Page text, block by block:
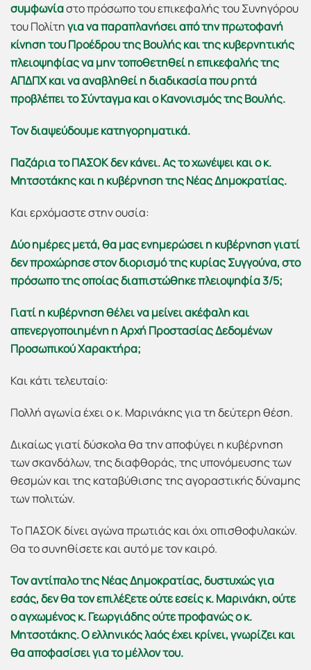
συμφωνίαστο πρόσωπο του επικεφαλής του Συνηγόρου
του Πολίτηγια να παραπλανήσει από την πρωτοφανή
κίνηση του Προέδρου της Βουλής και της κυβερνητικής
πλειοψηφίας να μην τοποθετηθεί η επικεφαλής της
ΑΠΔΠΧ και να αναβληθεί η διαδικασία που ρητά
προβλέπει το Σύνταγμα και ο Κανονισμός της Βουλής.
Τον διαψεύδουμε κατηγορηματικά.
Παζάρια το ΠΑΣΟΚ δεν κάνει. Ας το χωνέψει και ο κ.
Μητσοτάκης και η κυβέρνηση της Νέας Δημοκρατίας.
Και ερχόμαστε στην ουσία:
Δύο ημέρες μετά, θα μας ενημερώσει η κυβέρνηση γιατί
δεν προχώρησε στον διορισμό της κυρίας Συγγούνα, στο
πρόσωπο της οποίας διαπιστώθηκε πλειοψηφία 3/5;
Γιατί η κυβέρνηση θέλει να μείνει ακέφαλη και
απενεργοποιημένη η Αρχή Προστασίας Δεδομένων
Προσωπικού Χαρακτήρα;
Και κάτι τελευταίο:
Πολλή αγωνία έχει ο κ. Μαρινάκης για τη δεύτερη θέση.
Δικαίως γιατί δύσκολα θα την αποφύγει η κυβέρνηση
των σκανδάλων, της διαφθοράς, της υπονόμευσης των
θεσμών και της καταβύθισης της αγοραστικής δύναμης
των πολιτών.
Το ΠΑΣΟΚ δίνει αγώνα πρωτιάς και όχι οπισθοφυλακών.
Θα το συνηθίσετε και αυτό με τον καιρό.
Τον αντίπαλο της Νέας Δημοκρατίας, δυστυχώς για
εσάς, δεν θα τον επιλέξετε ούτε εσείς κ. Μαρινάκη, ούτε
ο αγχωμένος κ. Γεωργιάδης ούτε προφανώς ο κ.
Μητσοτάκης. Ο ελληνικός λαός έχει κρίνει, γνωρίζει και
θα αποφασίσει για το μέλλον του.